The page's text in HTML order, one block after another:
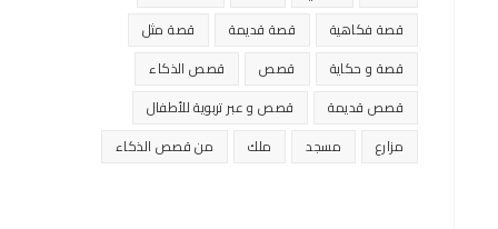
قصة فكاهية
قصة قديمة
قصة مثل
قصة و حكاية
قصص
قصص الذكاء
قصص قديمة
قصص و عبر تربوية للأطفال
مزارع
مسجد ملك من قصص الذكاء